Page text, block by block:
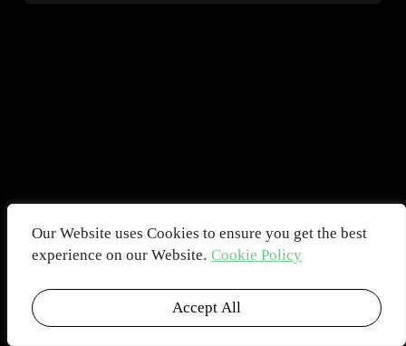
Our Website uses Cookies to ensure you get the best
experience on our Website. Cookie Policy
Accept All